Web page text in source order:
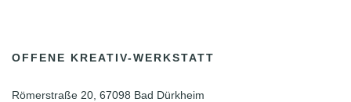
OFFENE KREATIV-WERKSTATT
Römerstraße 20, 67098 Bad Dürkheim